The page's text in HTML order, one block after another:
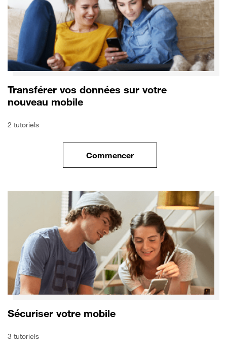
Transférer vos données sur votre
nouveau mobile
2 tutoriels
Commencerle tuto pour Transférer vos
Sécuriser votre mobile
3 tutoriels